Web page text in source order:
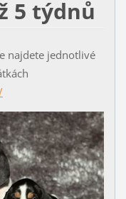
5 týdnů
najdete jednotlivé